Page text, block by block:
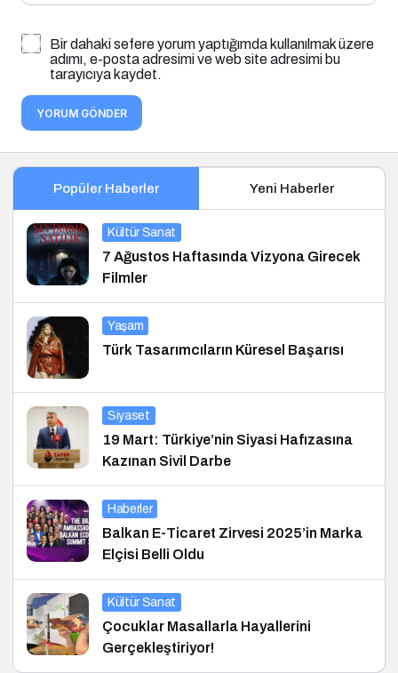
Bir dahaki sefere yorum yaptığımda kullanılmak üzere
adımı, e-posta adresimi ve web site adresimi bu
tarayıcıya kaydet.
YORUM GÖNDER
Popüler Haberler Yeni Haberler
Kültür Sanat
7 Ağustos Haftasında Vizyona Girecek
Filmler
Yaşam
Türk Tasarımcıların Küresel Başarısı
Siyaset
19 Mart: Türkiye’nin Siyasi Hafızasına
Kazınan Sivil Darbe
Haberler
Balkan E-Ticaret Zirvesi 2025’in Marka
Elçisi Belli Oldu
Kültür Sanat
Çocuklar Masallarla Hayallerini
Gerçekleştiriyor!